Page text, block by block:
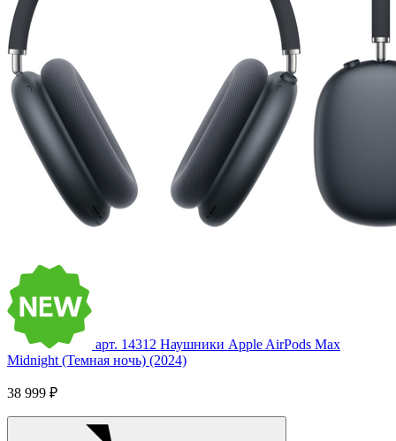
арт. 14312 Наушники Apple AirPods Max
Midnight (Темная ночь) (2024)
38 999 ₽